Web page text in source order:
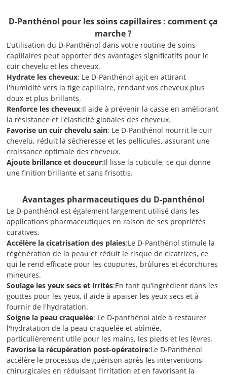
D-Panthénol pour les soins capillaires : comment ça
marche ?
L’utilisation du D-Panthénol dans votre routine de soins
capillaires peut apporter des avantages significatifs pour le
cuir chevelu et les cheveux.
Hydrate les cheveux: Le D-Panthénol agit en attirant
l'humidité vers la tige capillaire, rendant vos cheveux plus
doux et plus brillants.
Renforce les cheveux:Il aide à prévenir la casse en améliorant
la résistance et l'élasticité globales des cheveux.
Favorise un cuir chevelu sain: Le D-Panthénol nourrit le cuir
chevelu, réduit la sécheresse et les pellicules, assurant une
croissance optimale des cheveux.
Ajoute brillance et douceur:Il lisse la cuticule, ce qui donne
une finition brillante et sans frisottis.
Avantages pharmaceutiques du D-panthénol
Le D-panthénol est également largement utilisé dans les
applications pharmaceutiques en raison de ses propriétés
curatives.
Accélère la cicatrisation des plaies:Le D-Panthénol stimule la
régénération de la peau et réduit le risque de cicatrices, ce
qui le rend efficace pour les coupures, brûlures et écorchures
mineures.
Soulage les yeux secs et irrités:En tant qu'ingrédient dans les
gouttes pour les yeux, il aide à apaiser les yeux secs et à
fournir de l'hydratation.
Soigne la peau craquelée: Le D-panthénol aide à restaurer
l'hydratation de la peau craquelée et abîmée,
particulièrement utile pour les mains, les pieds et les lèvres.
Favorise la récupération post-opératoire:Le D-Panthénol
accélère le processus de guérison après les interventions
chirurgicales en réduisant l’irritation et en favorisant la